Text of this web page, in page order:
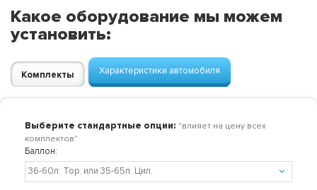
Какое оборудование мы можем
установить:
Комплекты Характеристики автомобиля
Выберите стандартные опции: "влияет на цену всех
комплектов"
Баллон: